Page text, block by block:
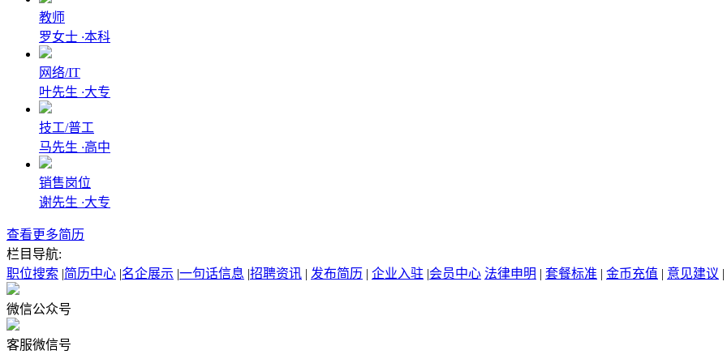
教师
罗女士 ·本科
网络/IT
叶先生 ·大专
技工/普工
马先生 ·高中
销售岗位
谢先生 ·大专
查看更多简历
栏目导航:
职位搜索 |简历中心 |名企展示 |一句话信息 |招聘资讯 | 发布简历 | 企业入驻 |会员中心 法律申明 | 套餐标准 | 金币充值 | 意见建议 |
微信公众号
客服微信号